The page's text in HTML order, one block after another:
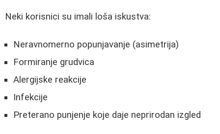
Neki korisnici su imali loša iskustva:
Neravnomerno popunjavanje (asimetrija)
Formiranje grudvica
Alergijske reakcije
Infekcije
Preterano punjenje koje daje neprirodan izgled